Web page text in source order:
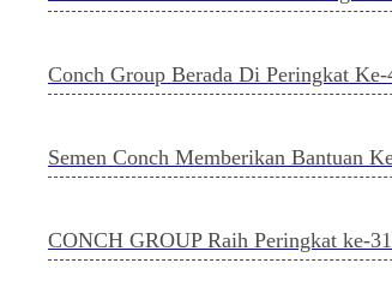
Conch Group Berada Di Peringkat
Semen Conch Memberikan Bantuan
CONCH GROUP Raih Peringkat ke-